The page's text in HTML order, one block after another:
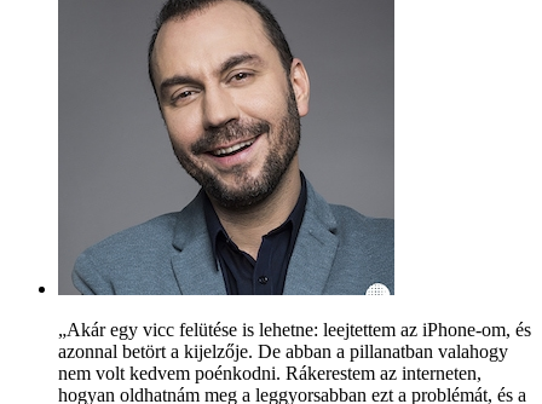
„Akár egy vicc felütése is lehetne: leejtettem az iPhone-om, és
azonnal betört a kijelzője. De abban a pillanatban valahogy
nem volt kedvem poénkodni. Rákerestem az interneten,
hogyan oldhatnám meg a leggyorsabban ezt a problémát, és a